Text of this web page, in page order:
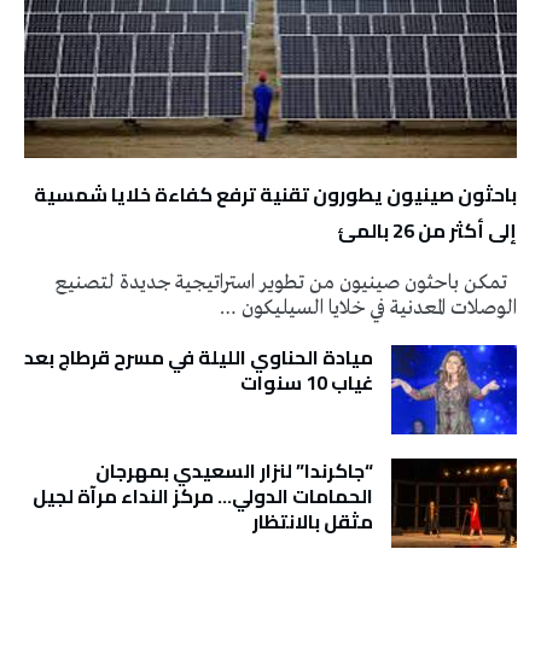
باحثون صينيون يطورون تقنية ترفع كفاءة خلايا شمسية
إلى أكثر من 26 بالمئ
تمكن باحثون صينيون من تطوير استراتيجية جديدة لتصنيع
الوصلات المعدنية في خلايا السيليكون …
ميادة الحناوي الليلة في مسرح قرطاج بعد
غياب 10 سنوات
“جاكرندا” لنزار السعيدي بمهرجان
الحمامات الدولي… مركز النداء مرآة لجيل
مثقل بالانتظار